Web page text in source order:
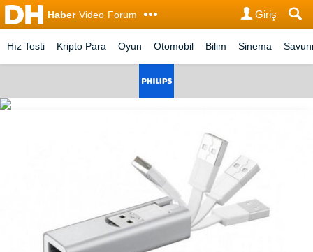
Haber Video Forum Giriş
Hız Testi Kripto Para Oyun Otomobil Bilim Sinema